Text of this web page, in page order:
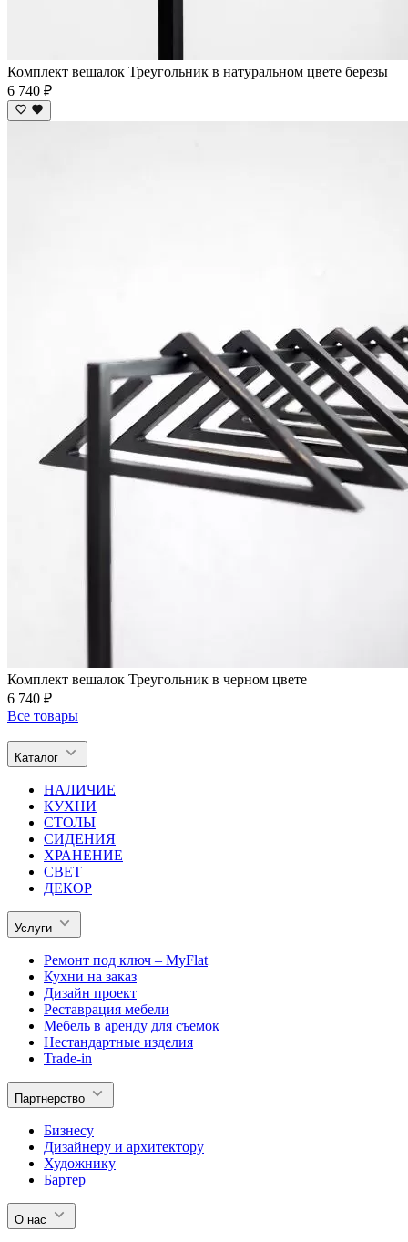
Комплект вешалок Треугольник в натуральном цвете березы
6 740 ₽
Комплект вешалок Треугольник в черном цвете
6 740 ₽
Все товары
Каталог
НАЛИЧИЕ
КУХНИ
СТОЛЫ
СИДЕНИЯ
ХРАНЕНИЕ
СВЕТ
ДЕКОР
Услуги
Ремонт под ключ – MyFlat
Кухни на заказ
Дизайн проект
Реставрация мебели
Мебель в аренду для съемок
Нестандартные изделия
Trade-in
Партнерство
Бизнесу
Дизайнеру и архитектору
Художнику
Бартер
О нас